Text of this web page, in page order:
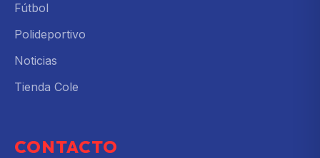
Fútbol
Polideportivo
Noticias
Tienda Cole
CONTACTO